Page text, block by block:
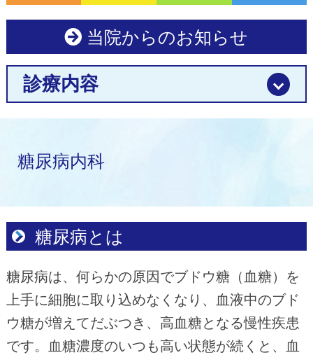
当院からのお知らせ
診療内容
糖尿病内科
糖尿病とは
糖尿病は、何らかの原因でブドウ糖（血糖）を
上手に細胞に取り込めなくなり、血液中のブド
ウ糖が増えてだぶつき、高血糖となる慢性疾患
です。血糖濃度のいつも高い状態が続くと、血